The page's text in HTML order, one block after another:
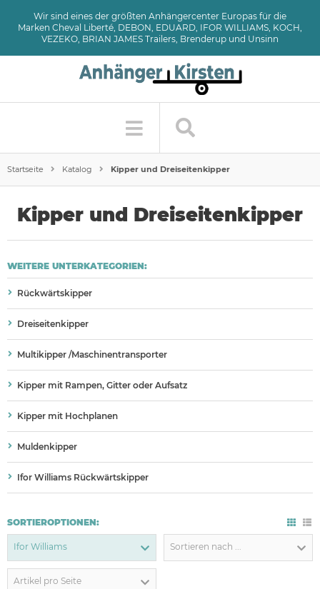
Wir sind eines der größten Anhängercenter Europas für die
Marken Cheval Liberté, DEBON, EDUARD, IFOR WILLIAMS, KOCH,
VEZEKO, BRIAN JAMES Trailers, Brenderup und Unsinn
Startseite Katalog Kipper und Dreiseitenkipper
Kipper und Dreiseitenkipper
WEITERE UNTERKATEGORIEN:
Rückwärtskipper
Dreiseitenkipper
Multikipper /Maschinentransporter
Kipper mit Rampen, Gitter oder Aufsatz
Kipper mit Hochplanen
Muldenkipper
Ifor Williams Rückwärtskipper
SORTIEROPTIONEN:
Ifor Williams Sortieren nach ...
Artikel pro Seite